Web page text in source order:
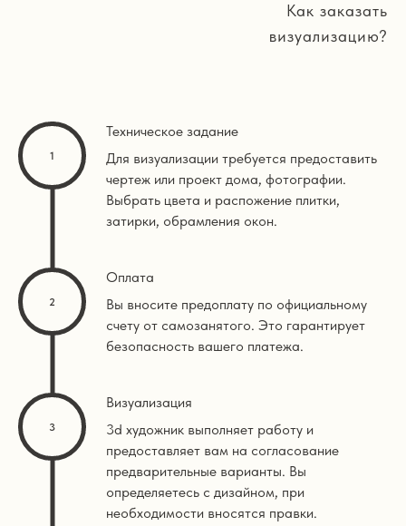
Как заказать
визуализацию?
Техническое задание
Для визуализации требуется предоставить
чертеж или проект дома, фотографии.
Выбрать цвета и распожение плитки,
затирки, обрамления окон.
Оплата
Вы вносите предоплату по официальному
счету от самозанятого. Это гарантирует
безопасность вашего платежа.
Визуализация
3d художник выполняет работу и
предоставляет вам на согласование
предварительные варианты. Вы
определяетесь с дизайном, при
необходимости вносятся правки.